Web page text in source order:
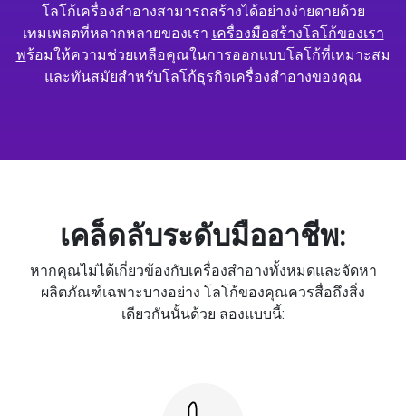
โลโก้เครื่องสำอางสามารถสร้างได้อย่างง่ายดายด้วย
เทมเพลตที่หลากหลายของเรา เครื่องมือสร้างโลโก้ของเรา
พร้อมให้ความช่วยเหลือคุณในการออกแบบโลโก้ที่เหมาะสม
และทันสมัยสำหรับโลโก้ธุรกิจเครื่องสำอางของคุณ
เคล็ดลับระดับมืออาชีพ:
หากคุณไม่ได้เกี่ยวข้องกับเครื่องสำอางทั้งหมดและจัดหา
ผลิตภัณฑ์เฉพาะบางอย่าง โลโก้ของคุณควรสื่อถึงสิ่ง
เดียวกันนั้นด้วย ลองแบบนี้: